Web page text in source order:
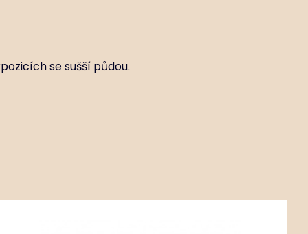
se sušší půdou.